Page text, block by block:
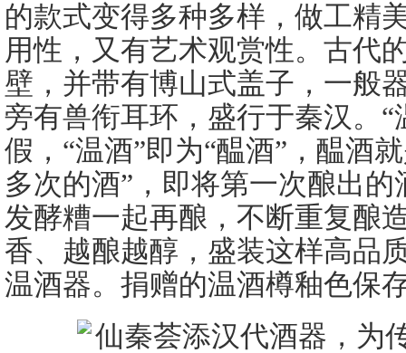
的款式变得多种多样，做工精
用性，又有艺术观赏性。古代
壁，并带有博山式盖子，一般
旁有兽衔耳环，盛行于秦汉。“
假，“温酒”即为“醖酒”，醖酒
多次的酒”，即将第一次酿出
发酵糟一起再酿，不断重复酿
香、越酿越醇，盛装这样高品
温酒器。捐赠的温酒樽釉色保